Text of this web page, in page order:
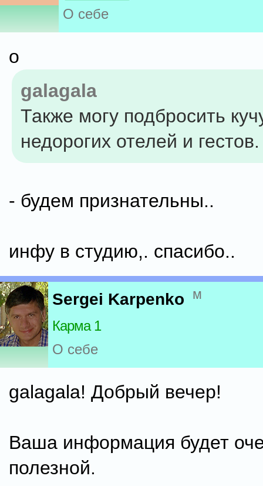
О себе
о
galagala
Также могу подбросить
недорогих отелей и гестов.
- будем признательны..
инфу в студию,. спасибо..
Sergei Karpenko м
Карма 1
О себе
galagala! Добрый вечер!
Ваша информация будет
полезной.